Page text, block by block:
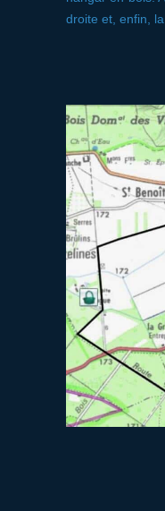
droite et, enfin,